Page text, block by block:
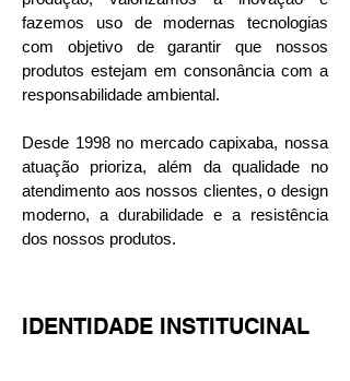
fazemos uso de modernas tecnologias
com objetivo de garantir que nossos
produtos estejam em consonância com a
responsabilidade ambiental.
Desde 1998 no mercado capixaba, nossa
atuação prioriza, além da qualidade no
atendimento aos nossos clientes, o design
moderno, a durabilidade e a resistência
dos nossos produtos.
IDENTIDADE INSTITUCINAL